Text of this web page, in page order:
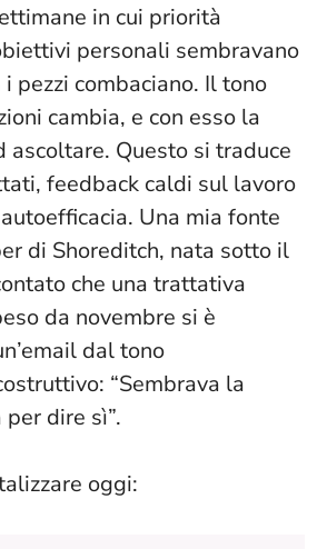
in cui priorità
personali sembravano
pezzi combaciano. Il tono
cambia, e con esso la
ascoltare. Questo si traduce
feedback caldi sul lavoro
Una mia fonte
di Shoreditch, nata sotto il
che una trattativa
da novembre si è
dal tono
“Sembrava la
dire sì”.
oggi: